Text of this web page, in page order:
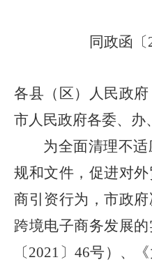
同政函〔
各县（区）人民政府
市人民政府各委、办
为全面清理不
规和文件，促进对
商引资行为，市政
跨境电子商务发展
〔2021〕46号）、